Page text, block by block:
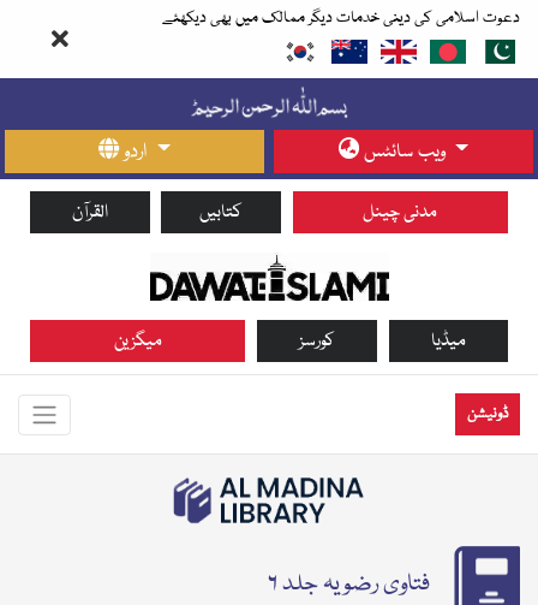
دعوت اسلامی کی دینی خدمات دیگر ممالک میں بھی دیکھئے
اردو ویب سائٹس
القرآن کتابیں مدنی چینل
میگزین کورسز میڈیا
ڈونیشن
فتاوی رضویہ جلد ۶